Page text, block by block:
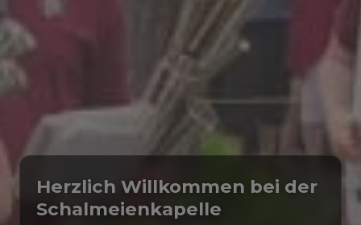
Herzlich Willkommen bei der
Schalmeienkapelle